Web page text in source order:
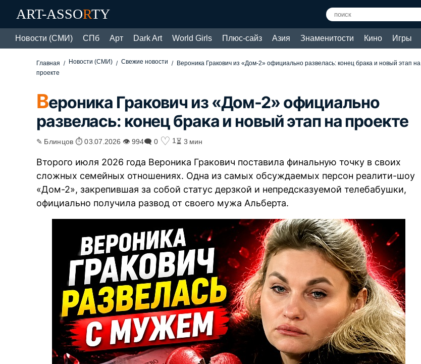
ART-ASSORTY
Новости (СМИ) СПб Арт Dark Art World Girls Плюс-сайз Азия Знаменитости Кино Игры
Главная Новости (СМИ) Свежие новости
Вероника Гракович из «Дом-2» официально развелась: конец брака и новый этап на
проекте
Вероника Гракович из «Дом-2» официально
развелась: конец брака и новый этап на проекте
✎ Блинцов ⏱ 03.07.2026 👁 994🗨 0 ♡ 1 ⏳ 3 мин
Второго июля 2026 года Вероника Гракович поставила финальную точку в своих
сложных семейных отношениях. Одна из самых обсуждаемых персон реалити-шоу
«Дом-2», закрепившая за собой статус дерзкой и непредсказуемой телебабушки,
официально получила развод от своего мужа Альберта.